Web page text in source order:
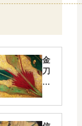
金
刀
比
羅
宮
花